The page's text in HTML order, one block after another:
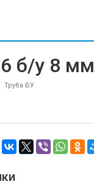
б/у 8 мм
Труба БУ